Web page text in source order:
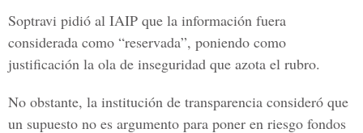
Soptravi pidió al IAIP que la información fuera
considerada como “reservada”, poniendo como
justificación la ola de inseguridad que azota el rubro.
No obstante, la institución de transparencia consideró que
un supuesto no es argumento para poner en riesgo fondos